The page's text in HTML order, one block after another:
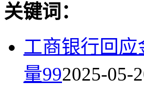
关键词：
工商银行回
量992025-05-